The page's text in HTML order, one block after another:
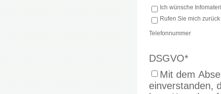
Ich wünsche
Rufen Sie mich zurück
Telefonnummer
DSGVO*
Mit dem
einverstanden,